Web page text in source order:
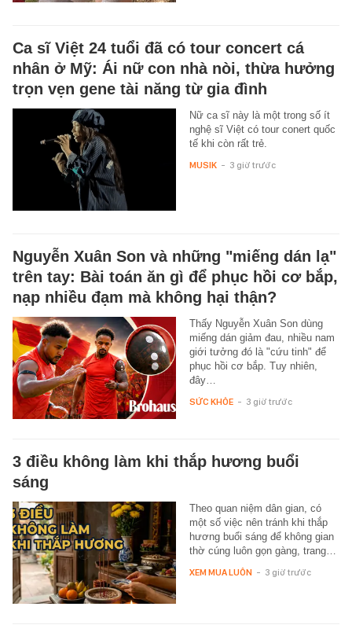
Ca sĩ Việt 24 tuổi đã có tour concert cá
nhân ở Mỹ: Ái nữ con nhà nòi, thừa hưởng
trọn vẹn gene tài năng từ gia đình
Nữ ca sĩ này là một trong số ít
nghệ sĩ Việt có tour conert quốc
tế khi còn rất trẻ.
MUSIK - 3 giờ trước
Nguyễn Xuân Son và những "miếng dán lạ"
trên tay: Bài toán ăn gì để phục hồi cơ bắp,
nạp nhiều đạm mà không hại thận?
Thấy Nguyễn Xuân Son dùng
miếng dán giảm đau, nhiều nam
giới tưởng đó là "cứu tinh" để
phục hồi cơ bắp. Tuy nhiên,
đây…
SỨC KHỎE - 3 giờ trước
3 điều không làm khi thắp hương buổi
sáng
Theo quan niệm dân gian, có
một số việc nên tránh khi thắp
hương buổi sáng để không gian
thờ cúng luôn gọn gàng, trang…
XEM MUA LUÔN - 3 giờ trước